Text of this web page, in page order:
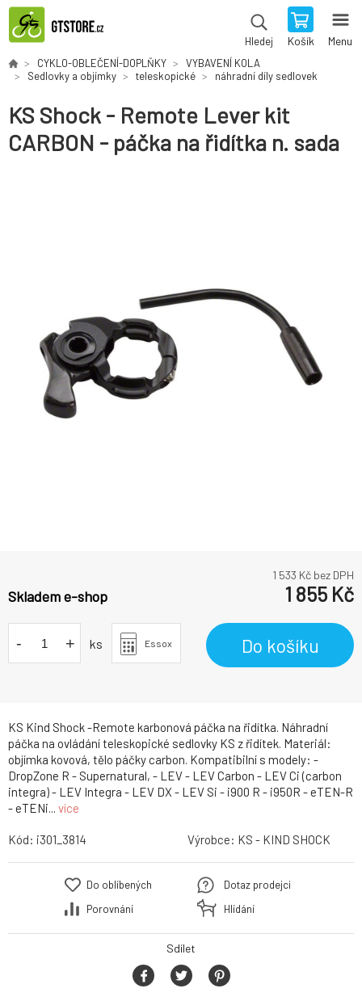
Hledej Košík Menu
CYKLO-OBLEČENÍ-DOPLŇKY
VYBAVENÍ KOLA
Sedlovky a objímky
teleskopické náhradní díly sedlovek
KS Shock - Remote Lever kit
CARBON - páčka na řidítka n. sada
KS Kind Shock -Remote karbonová páčka na řidítka. Náhradní
páčka na ovládání teleskopické sedlovky KS z řidítek. Materiál:
objímka kovová, tělo páčky carbon. Kompatibilní s modely: -
DropZone R - Supernatural, - LEV - LEV Carbon - LEV Ci (carbon
integra) - LEV Integra - LEV DX - LEV Si - i900 R - i950R - eTEN-R
- eTENi... více
1 533 Kč bez DPH
Skladem e-shop 1 855 Kč
- + ks Essox Do košíku
Kód: i301_3814 Výrobce: KS - KIND SHOCK
Do oblíbených
Porovnání
Dotaz prodejci
Hlídání
Sdílet